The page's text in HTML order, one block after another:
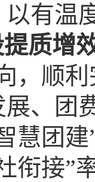
以有温
质增
，顺
、团
慧团
衔接”